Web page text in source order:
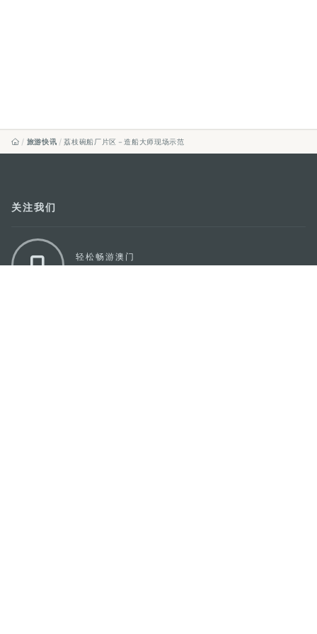
旅游快讯 荔枝碗船厂片区－造船大师现场示范
关注我们
轻松畅游澳门